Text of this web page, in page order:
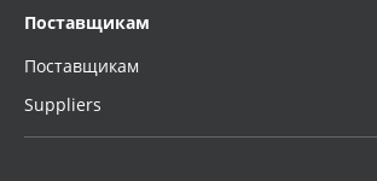
Поставщикам
Поставщикам
Suppliers